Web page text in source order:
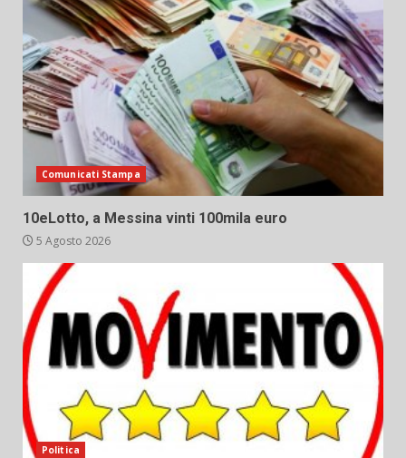
Comunicati Stampa
10eLotto, a Messina vinti 100mila euro
5 Agosto 2026
Politica